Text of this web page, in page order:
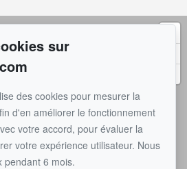
sur
des cookies pour mesurer la
d'en améliorer le fonctionnement
votre accord, pour évaluer la
votre expérience utilisateur. Nous
pendant 6 mois.